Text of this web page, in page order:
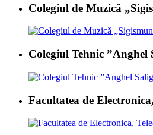
Colegiul de Muzică
Colegiul Tehnic ”Anghel
Facultatea de